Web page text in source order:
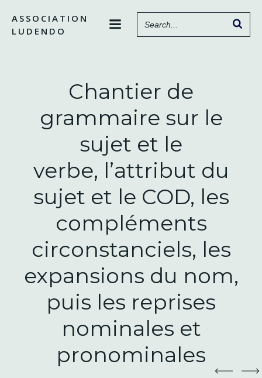
contenu
ASSOCIATION
LUDENDO
Chantier de
grammaire sur le
sujet et le
verbe, l’attribut du
sujet et le COD, les
compléments
circonstanciels, les
expansions du nom,
puis les reprises
nominales et
pronominales